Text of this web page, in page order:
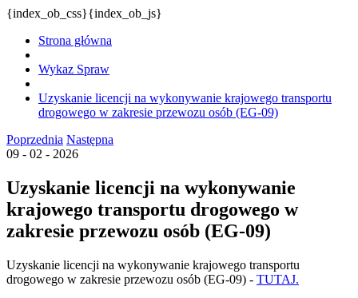
{index_ob_css}{index_ob_js}
Strona główna
Wykaz Spraw
Uzyskanie licencji na wykonywanie krajowego transportu
drogowego w zakresie przewozu osób (EG-09)
Poprzednia Następna
09 - 02 - 2026
Uzyskanie licencji na wykonywanie
krajowego transportu drogowego w
zakresie przewozu osób (EG-09)
Uzyskanie licencji na wykonywanie krajowego transportu
drogowego w zakresie przewozu osób (EG-09) - TUTAJ.